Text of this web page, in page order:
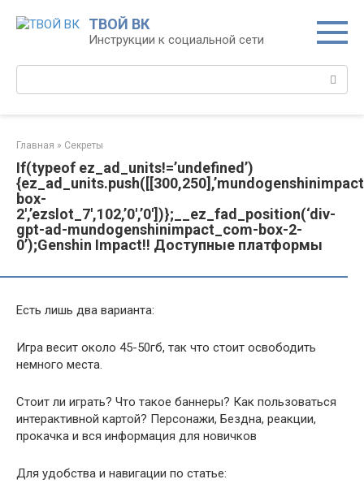
ТВОЙ ВК
Инструкции к социальной сети
Главная » Секреты
If(typeof ez_ad_units!=’undefined’)
box-
2′,’ezslot_7′,102,’0′,’0′])};__ez_fad_position(‘div-
gpt-ad-mundogenshinimpact_com-box-2-
0’);Genshin Impact!! Доступные платформы
Есть лишь два варианта:
Игра весит около 45-50гб, так что стоит освободить
немного места.
Стоит ли играть? Что такое баннеры? Как пользоваться
интерактивной картой? Персонажи, Бездна, реакции,
прокачка и вся информация для новичков
Для удобства и навигации по статье: